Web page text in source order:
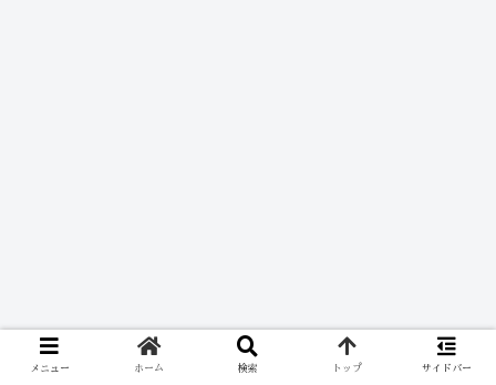
メニュー ホーム 検索 トップ サイドバー